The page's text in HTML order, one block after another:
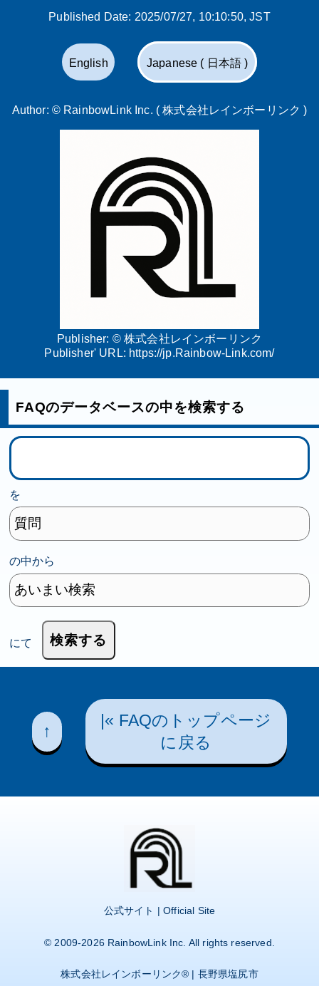
Published Date: 2025/07/27, 10:10:50, JST
English Japanese ( 日本語 )
Author: © RainbowLink Inc. ( 株式会社レインボーリンク )
Publisher: ©株式会社レインボーリンク
Publisher' URL: https://jp.Rainbow-Link.com/
FAQのデータベースの中を検索する
を
の中から
にて
↑
|« FAQのトップページ
に戻る
公式サイト | Official Site
© 2009-2026 RainbowLink Inc. All rights reserved.
株式会社レインボーリンク® | 長野県塩尻市